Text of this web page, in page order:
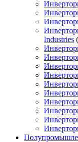
Industries